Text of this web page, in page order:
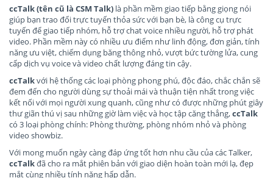
ccTalk (tên cũ là CSM Talk) là phần mềm giao tiếp bằng giọng nói
giúp bạn trao đổi trực tuyến thỏa sức với bạn bè, là công cụ trực
tuyến để giao tiếp nhóm, hỗ trợ chat voice nhiều người, hỗ trợ phát
video. Phần mềm này có nhiều ưu điểm như linh động, đơn giản, tính
năng ưu việt, chiếm dụng băng thông nhỏ, vượt bức tường lửa, cung
cấp dịch vụ voice và video chất lượng đáng tin cậy.
ccTalkvới hệ thống các loại phòng phong phú, độc đáo, chắc chắn sẽ
đem đến cho người dùng sự thoải mái và thuận tiện nhất trong việc
kết nối với mọi người xung quanh, cũng như có được những phút giây
thư giãn thú vị sau những giờ làm việc và học tập căng thẳng,ccTalk
có 3 loại phòng chính: Phòng thường, phòng nhóm nhỏ và phòng
video showbiz.
Với mong muốn ngày càng đáp ứng tốt hơn nhu cầu của các Talker,
ccTalkđã cho ra mắt phiên bản với giao diện hoàn toàn mới lạ, đẹp
mắt cùng nhiều tính năng hấp dẫn.